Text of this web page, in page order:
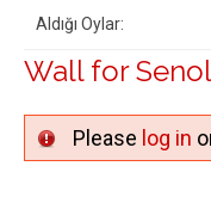
Aldığı Oylar:
Wall for
Please log in